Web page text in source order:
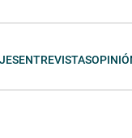
ENTREVISTAS